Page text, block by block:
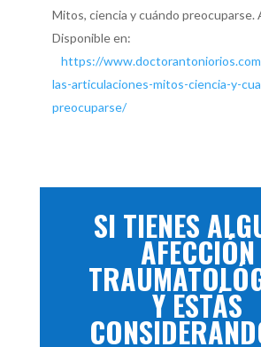
Mitos, ciencia y cuándo preocuparse.
Disponible en:
https://
las-articulaciones-mitos-ciencia-y-
preocuparse/
SI TIENES
AFECCIÓN
Y ESTÁS